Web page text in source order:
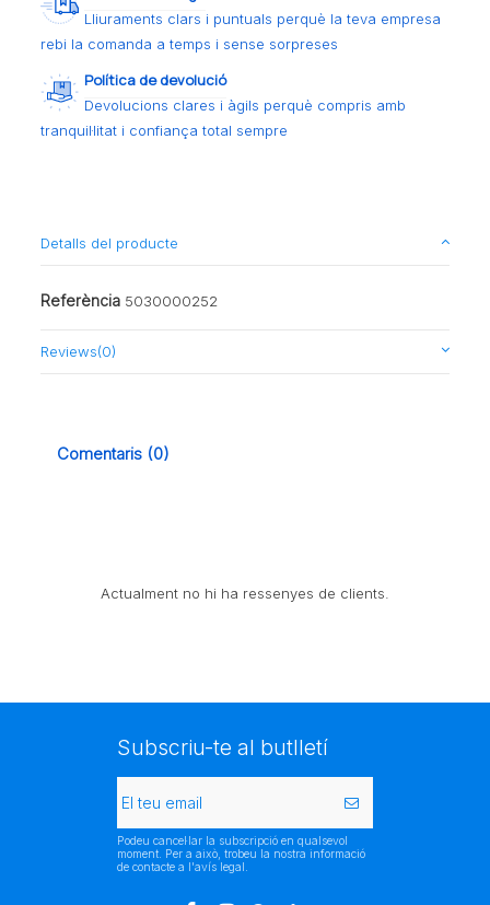
Lliuraments clars i puntuals perquè la teva empresa
rebi la comanda a temps i sense sorpreses
Política de devolució
Devolucions clares i àgils perquè compris amb
tranquil·litat i confiança total sempre
Detalls del producte
Referència 5030000252
Reviews(0)
Comentaris (0)
Actualment no hi ha ressenyes de clients.
Subscriu-te al butlletí
Podeu cancel·lar la subscripció en qualsevol
moment. Per a això, trobeu la nostra informació
de contacte a l'avís legal.